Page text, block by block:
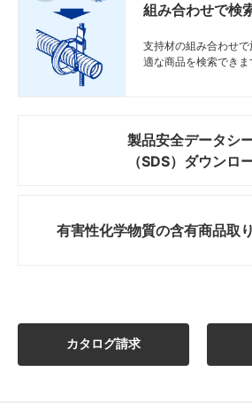
組み合わせで検
支持材の組み合わせ
適な商品を検索できま
製品安全データシ
（SDS）ダウンロ
有害性化学物質の含有商品取
カタログ請求